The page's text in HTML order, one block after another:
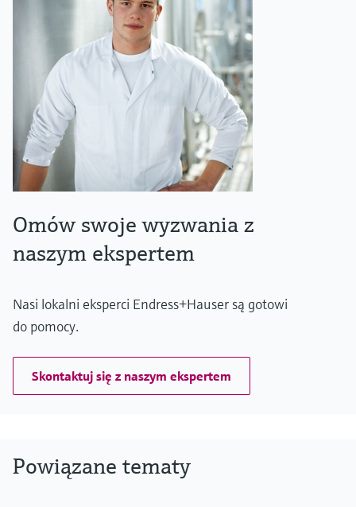
Omów swoje wyzwania z
naszym ekspertem
Nasi lokalni eksperci Endress+Hauser są gotowi
do pomocy.
Skontaktuj się z naszym ekspertem
Powiązane tematy